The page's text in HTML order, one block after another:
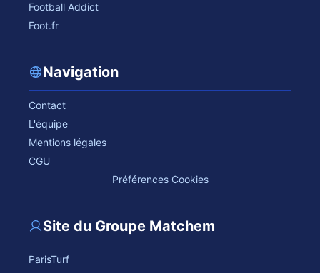
Football Addict
Foot.fr
Navigation
Contact
L'équipe
Mentions légales
CGU
Préférences Cookies
Site du Groupe Matchem
ParisTurf